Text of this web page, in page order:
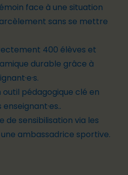
face à une situation
sans se mettre
400 élèves et
durable grâce à
outil pédagogique clé en
de sensibilisation via les
ambassadrice sportive.